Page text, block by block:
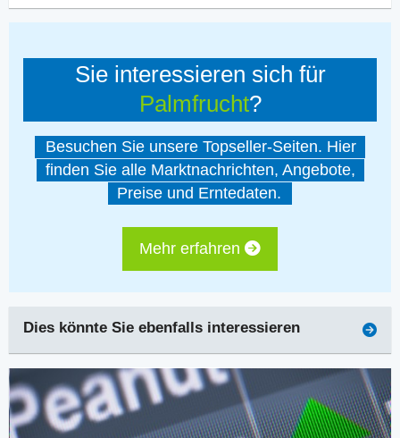
Sie interessieren sich für
Palmfrucht?
Besuchen Sie unsere Topseller-Seiten. Hier
finden Sie alle Marktnachrichten, Angebote,
Preise und Erntedaten.
Mehr erfahren
Dies könnte Sie ebenfalls interessieren